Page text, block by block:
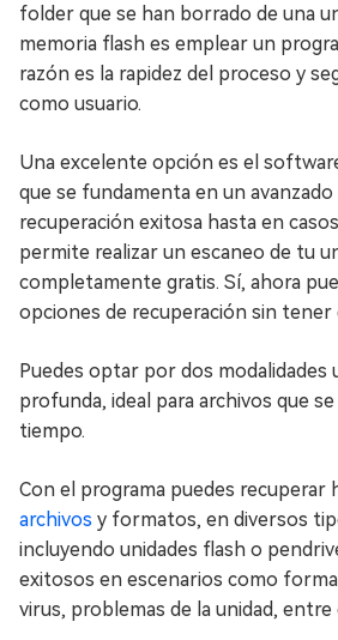
folder que se han borrado de una
memoria flash es emplear un
razón es la rapidez del proceso y
como usuario.
Una excelente opción es el
que se fundamenta en un
recuperación exitosa hasta en
permite realizar un escaneo de tu
completamente gratis. Sí, ahora
opciones de recuperación sin tener
Puedes optar por dos modalidades
profunda, ideal para archivos que
tiempo.
Con el programa puedes recuperar
archivos y formatos, en diversos
incluyendo unidades flash o
exitosos en escenarios como
virus, problemas de la unidad,